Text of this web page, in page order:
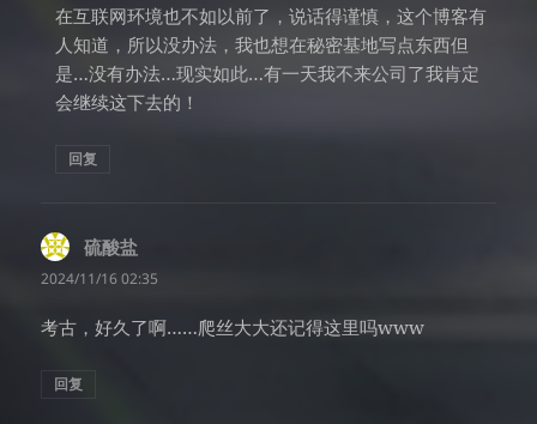
在互联网环境也不如以前了，说话得谨慎，这个博客有
人知道，所以没办法，我也想在秘密基地写点东西但
是…没有办法…现实如此…有一天我不来公司了我肯定
会继续这下去的！
回复
硫酸盐
道：
2024/11/16 02:35
考古，好久了啊……爬丝大大还记得这里吗www
回复